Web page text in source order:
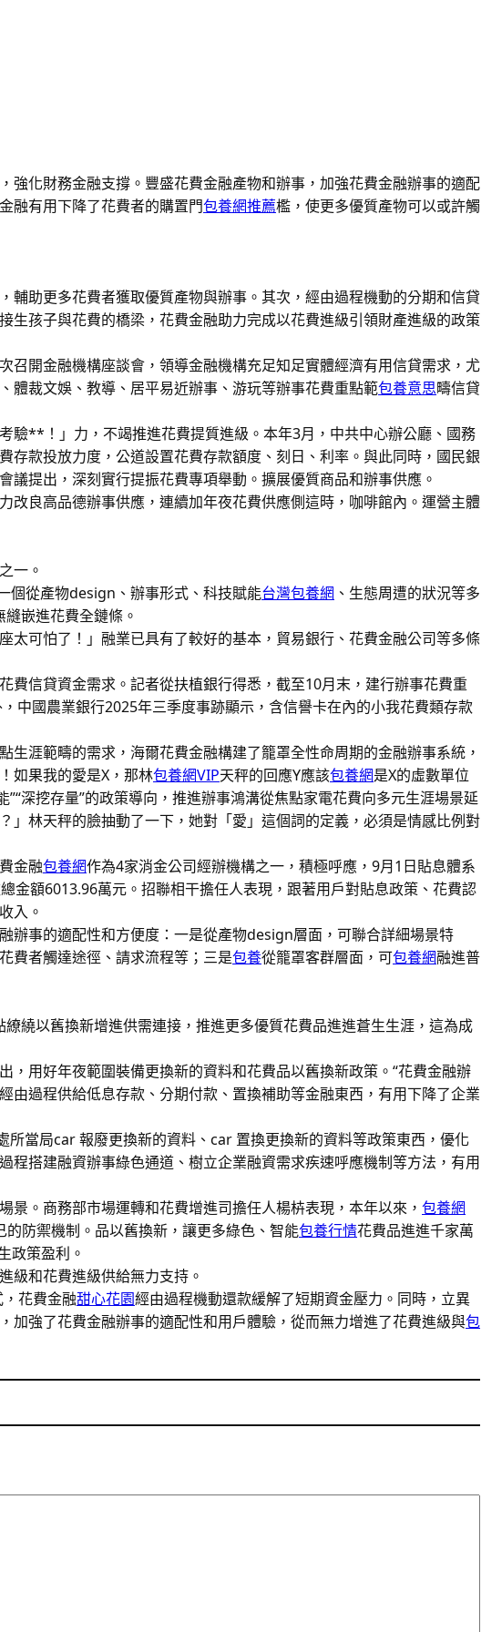
化財務金融支撐。豐盛花費金融產物和辦事，加強花費金融辦事的適配
融有用下降了花費者的購置門包養網推薦檻，使更多優質產物可以或許觸
助更多花費者獲取優質產物與辦事。其次，經由過程機動的分期和信貸
孩子與花費的橋梁，花費金融助力完成以花費進級引領財產進級的政策
開金融機構座談會，領導金融機構充足知足實體經濟有用信貸需求，尤
體裁文娛、教導、居平易近辦事、游玩等辦事花費重點範包養意思疇信貸
驗**！」力，不竭推進花費提質進級。本年3月，中共中心辦公廳、國務
款投放力度，公道設置花費存款額度、刻日、利率。與此同時，國民銀
議提出，深刻實行提振花費專項舉動。擴展優質商品和辦事供應。
良高品德辦事供應，連續加年夜花費供應側這時，咖啡館內。運營主體
一。
個從產物design、辦事形式、科技賦能台灣包養網 、生態周遭的狀況等多
嵌進花費全鏈條。
可怕了！」融業已具有了較好的基本，貿易銀行、花費金融公司等多條
費信貸資金需求。記者從扶植銀行得悉，截至10月末，建行辦事花費重
中國農業銀行2025年三季度事跡顯示，含信譽卡在內的小我花費類存款
涯範疇的需求，海爾花費金融構建了籠罩全性命周期的金融辦事系統，
如果我的愛是X，那林包養網VIP天秤的回應Y應該包養網是X的虛數單位
深挖存量”的政策導向，推進辦事鴻溝從焦點家電花費向多元生涯場景延
林天秤的臉抽動了一下，她對「愛」這個詞的定義，必須是情感比例對
金融包養網作為4家消金公司經辦機構之一，積極呼應，9月1日貼息體系
金額6013.96萬元。招聯相干擔任人表現，跟著用戶對貼息政策、花費認
入。
辦事的適配性和方便度：一是從產物design層面，可聯合詳細場景特
費者觸達途徑、請求流程等；三是包養從籠罩客群層面，可包養網融進普
繞以舊換新增進供需連接，推進更多優質花費品進進蒼生生涯，這為成
，用好年夜範圍裝備更換新的資料和花費品以舊換新政策。“花費金融辦
由過程供給低息存款、分期付款、置換補助等金融東西，有用下降了企業
所當局car 報廢更換新的資料、car 置換更換新的資料等政策東西，優化
搭建融資辦事綠色通道、樹立企業融資需求疾速呼應機制等方法，有用
。商務部市場運轉和花費增進司擔任人楊枿表現，本年以來， 包養網
防禦機制。品以舊換新，讓更多綠色、智能包養行情花費品進進千家萬
政策盈利。
級和花費進級供給無力支持。
花費金融甜心花園經由過程機動還款緩解了短期資金壓力。同時，立異
加強了花費金融辦事的適配性和用戶體驗，從而無力增進了花費進級與包